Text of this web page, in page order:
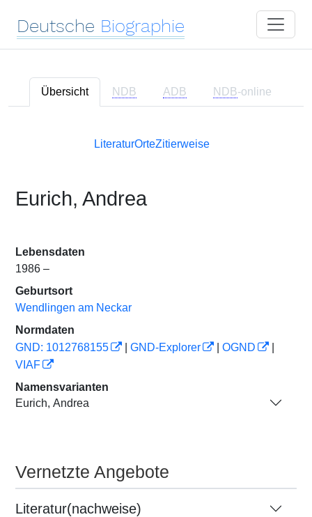
Deutsche Biographie
Übersicht NDB ADB NDB-online
LiteraturOrteZitierweise
Eurich, Andrea
Lebensdaten
1986 –
Geburtsort
Wendlingen am Neckar
Normdaten
GND: 1012768155
GND-Explorer OGND
VIAF
Namensvarianten
Eurich, Andrea
Vernetzte Angebote
Literatur(nachweise)